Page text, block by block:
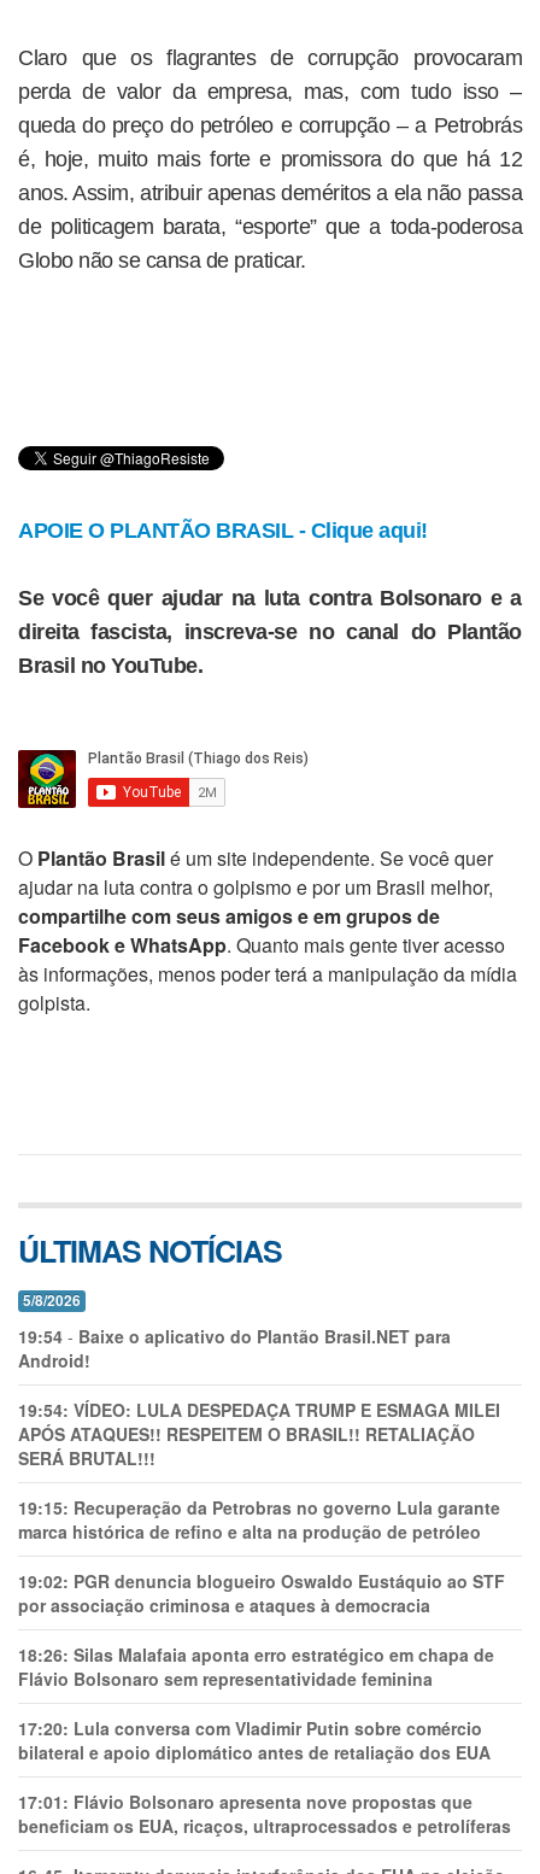
Claro que os flagrantes de corrupção provocaram
perda de valor da empresa, mas, com tudo isso –
queda do preço do petróleo e corrupção – a Petrobrás
é, hoje, muito mais forte e promissora do que há 12
anos. Assim, atribuir apenas deméritos a ela não passa
de politicagem barata, “esporte” que a toda-poderosa
Globo não se cansa de praticar.
APOIE O PLANTÃO BRASIL - Clique aqui!
Se você quer ajudar na luta contra Bolsonaro e a
direita fascista, inscreva-se no canal do Plantão
Brasil no YouTube.
O Plantão Brasilé um site independente. Se você quer
ajudar na luta contra o golpismo e por um Brasil melhor,
compartilhe com seus amigos e em grupos de
Facebook e WhatsApp. Quanto mais gente tiver acesso
às informações, menos poder terá a manipulação da mídia
golpista.
ÚLTIMAS NOTÍCIAS
5/8/2026
19:54 - Baixe o aplicativo do Plantão Brasil.NET para
Android!
19:54: VÍDEO: LULA DESPEDAÇA TRUMP E ESMAGA MILEI
APÓS ATAQUES!! RESPEITEM O BRASIL!! RETALIAÇÃO
SERÁ BRUTAL!!!
19:15: Recuperação da Petrobras no governo Lula garante
marca histórica de refino e alta na produção de petróleo
19:02: PGR denuncia blogueiro Oswaldo Eustáquio ao STF
por associação criminosa e ataques à democracia
18:26: Silas Malafaia aponta erro estratégico em chapa de
Flávio Bolsonaro sem representatividade feminina
17:20: Lula conversa com Vladimir Putin sobre comércio
bilateral e apoio diplomático antes de retaliação dos EUA
17:01: Flávio Bolsonaro apresenta nove propostas que
beneficiam os EUA, ricaços, ultraprocessados e petrolíferas